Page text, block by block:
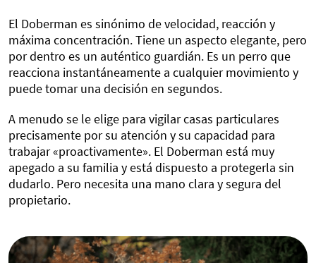
El Doberman es sinónimo de velocidad, reacción y
máxima concentración. Tiene un aspecto elegante, pero
por dentro es un auténtico guardián. Es un perro que
reacciona instantáneamente a cualquier movimiento y
puede tomar una decisión en segundos.
A menudo se le elige para vigilar casas particulares
precisamente por su atención y su capacidad para
trabajar «proactivamente». El Doberman está muy
apegado a su familia y está dispuesto a protegerla sin
dudarlo. Pero necesita una mano clara y segura del
propietario.